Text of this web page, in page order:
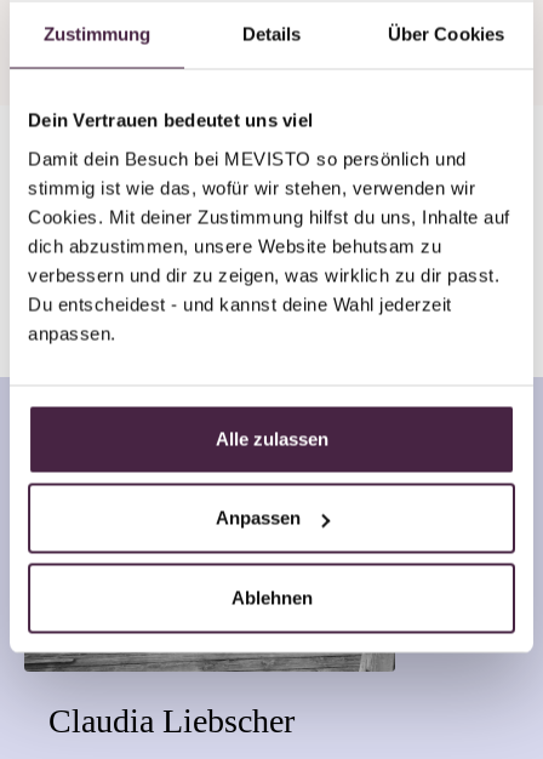
Zustimmung Details Über Cookies
Dein Vertrauen bedeutet uns viel
Damit dein Besuch bei MEVISTO so persönlich und
stimmig ist wie das, wofür wir stehen, verwenden wir
Cookies. Mit deiner Zustimmung hilfst du uns, Inhalte auf
dich abzustimmen, unsere Website behutsam zu
verbessern und dir zu zeigen, was wirklich zu dir passt.
Du entscheidest - und kannst deine Wahl jederzeit
anpassen.
Alle zulassen
Anpassen
Ablehnen
In 8 Wochen zum
Erinnerungsstück mit Edelstein
Claudia Liebscher